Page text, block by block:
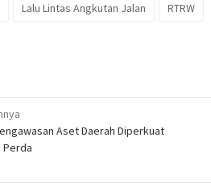
Lalu Lintas Angkutan Jalan RTRW
Aset Daerah Diperkuat
Perda